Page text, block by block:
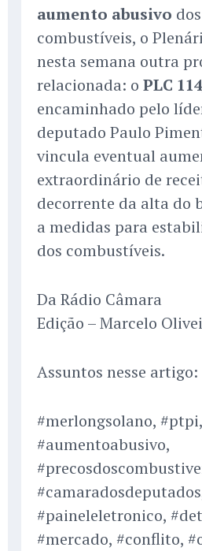
aumento abusivo
combustíveis, o
nesta semana outra
relacionada: o PLC
encaminhado pelo
deputado Paulo
vincula eventual
extraordinário de
decorrente da alta do
a medidas para
dos combustíveis.
Da Rádio Câmara
Edição – Marcelo
Assuntos nesse artigo:
#merlongsolano,
#aumentoabusivo,
#paineleletronico,
#mercado, #conflito,